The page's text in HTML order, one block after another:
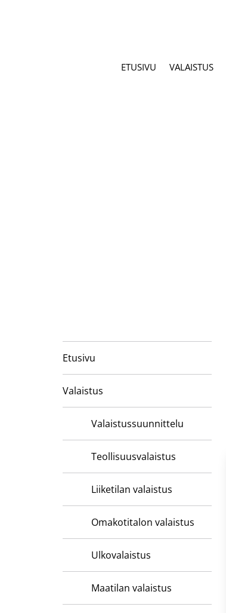
ETUSIVU VALAISTUS
Etusivu
Valaistus
Valaistussuunnittelu
Teollisuusvalaistus
Liiketilan valaistus
Omakotitalon valaistus
Ulkovalaistus
Maatilan valaistus